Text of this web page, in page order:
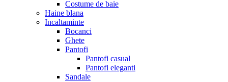
Costume de baie
Haine blana
Incaltaminte
Bocanci
Ghete
Pantofi
Pantofi casual
Pantofi eleganti
Sandale